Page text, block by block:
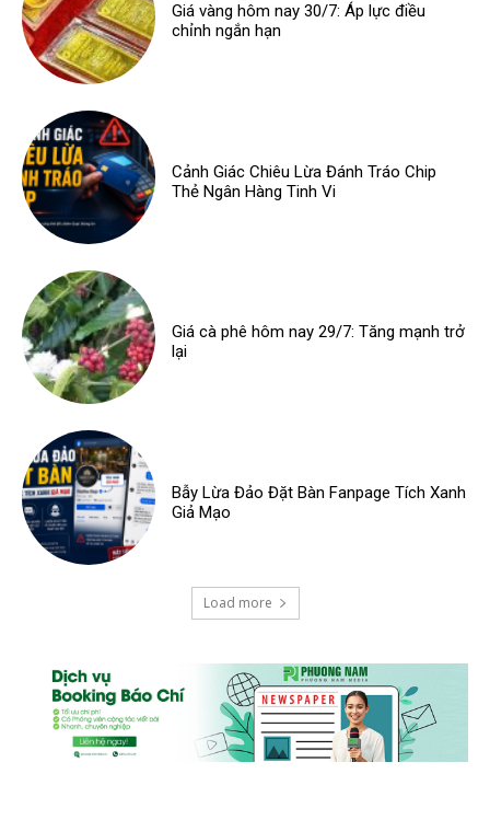
Giá vàng hôm nay 30/7: Áp lực điều
chỉnh ngắn hạn
Cảnh Giác Chiêu Lừa Đánh Tráo Chip
Thẻ Ngân Hàng Tinh Vi
Giá cà phê hôm nay 29/7: Tăng mạnh trở
lại
Bẫy Lừa Đảo Đặt Bàn Fanpage Tích Xanh
Giả Mạo
Load more